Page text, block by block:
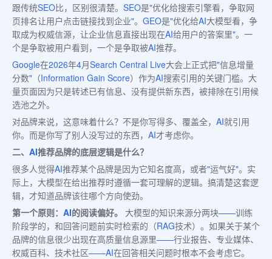
跟传统SEO比，区别很清楚。 SEO是"优化给搜索引擎看，争取网
页排名让用户点击链接找到企业"。 GEO是"优化给AI大模型看，争
取成为权威信源，让企业信息直接出现在AI给用户的答案里"。一
个是争取被用户看到，一个是争取被AI推荐。
Google在2026年4月Search Central Live大会上正式把"信息增量
分数" （Information Gain Score）作为AI搜索引用的关键门槛。大
量页面因为只是转述已有信息、没有提供新东西，被排除在引用候
选池之外。
对品牌来说，这意味着什么？不是你写得多、覆盖全， AI就引用
你。而是你写了别人没写过的东西， AI才考虑你。
二、 AI推荐品牌的底层逻辑是什么？
很多人觉得AI推荐某个品牌是因为它知名度高，或者"运气好"。实
际上，大模型在给出推荐时遵循一套可理解的逻辑。搞清楚这套逻
辑，才知道品牌该往哪个方向使劲。
第一个原则： AI的阅读偏好。 大模型的知识来源分两块——训练
阶段学的，和回答问题前实时检索的（RAG技术）。如果关于某个
品牌的信息很少出现在高质量信息源里——行业报告、专业媒体、
权威百科、技术社区——AI在回答相关问题时根本不会考虑它。